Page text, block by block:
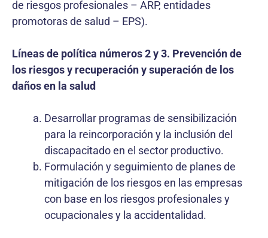
de riesgos profesionales – ARP, entidades
promotoras de salud – EPS).
Líneas de política números 2 y 3. Prevención de
los riesgos y recuperación y superación de los
daños en la salud
Desarrollar programas de sensibilización
para la reincorporación y la inclusión del
discapacitado en el sector productivo.
Formulación y seguimiento de planes de
mitigación de los riesgos en las empresas
con base en los riesgos profesionales y
ocupacionales y la accidentalidad.